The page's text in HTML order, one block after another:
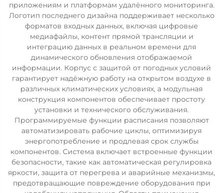
приложениям и платформам удалённого мониторинга.
Логотип последнего дизайна поддерживает несколько
форматов входных данных, включая цифровые
медиафайлы, контент прямой трансляции и
интеграцию данных в реальном времени для
динамического обновления отображаемой
информации. Корпус с защитой от погодных условий
гарантирует надёжную работу на открытом воздухе в
различных климатических условиях, а модульная
конструкция компонентов обеспечивает простоту
установки и технического обслуживания.
Программируемые функции расписания позволяют
автоматизировать рабочие циклы, оптимизируя
энергопотребление и продлевая срок службы
компонентов. Система включает встроенные функции
безопасности, такие как автоматическая регулировка
яркости, защита от перегрева и аварийные механизмы,
предотвращающие повреждение оборудования при